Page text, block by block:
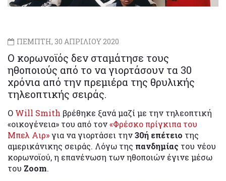
ΠΕΜΠΤΗ, 30 ΑΠΡΙΛΙΟΥ 2020
Ο κορωνοϊός δεν σταμάτησε τους
ηθοποιούς από το να γιορτάσουν τα 30
χρόνια από την πρεμιέρα της θρυλικής
τηλεοπτικής σειράς.
Ο Will Smith βρέθηκε ξανά μαζί με την τηλεοπτική
«οικογένεια» του από τον«Φρέσκο πρίγκιπα του
Μπελ Αιρ»για να γιορτάσει την30ή επέτειο της
αμερικάνικης σειράς. Λόγω της πανδημίας του νέου
κορωνοϊού, η επανένωση των ηθοποιών έγινε μέσω
του Zoom.